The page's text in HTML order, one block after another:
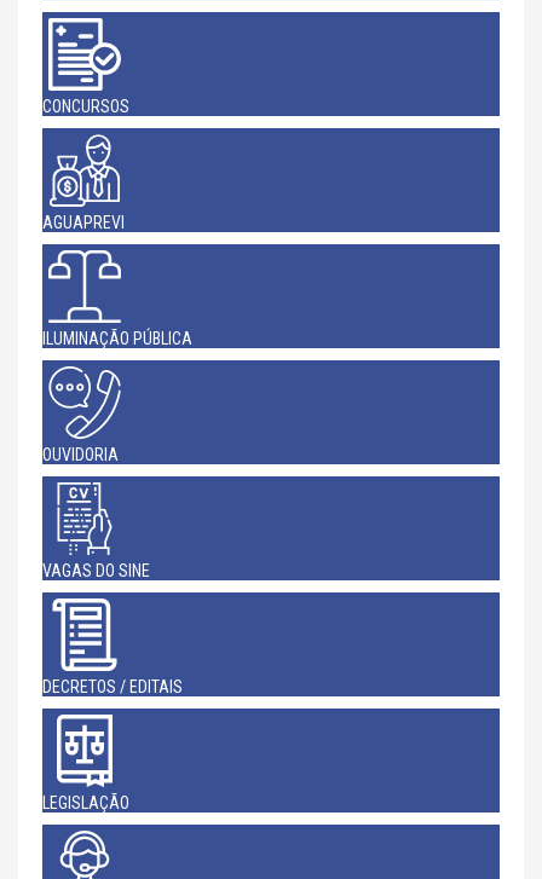
CONCURSOS
AGUAPREVI
ILUMINAÇÃO PÚBLICA
OUVIDORIA
VAGAS DO SINE
DECRETOS / EDITAIS
LEGISLAÇÃO